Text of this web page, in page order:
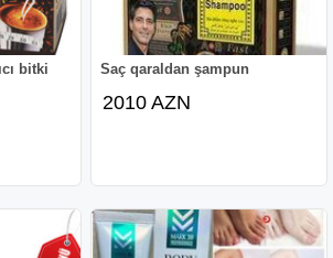
bitki
Saç qaraldan şampun
2010 AZN